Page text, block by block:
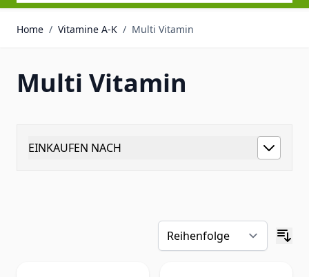
Home / Vitamine A-K / Multi Vitamin
Multi Vitamin
EINKAUFEN NACH